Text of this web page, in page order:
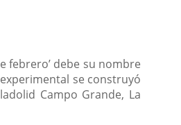
febrero’ debe su nombre
se construyó
Campo Grande, La